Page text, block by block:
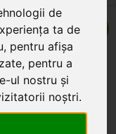
de
ta de
pentru afișa
pentru a
ul nostru și
noștri.